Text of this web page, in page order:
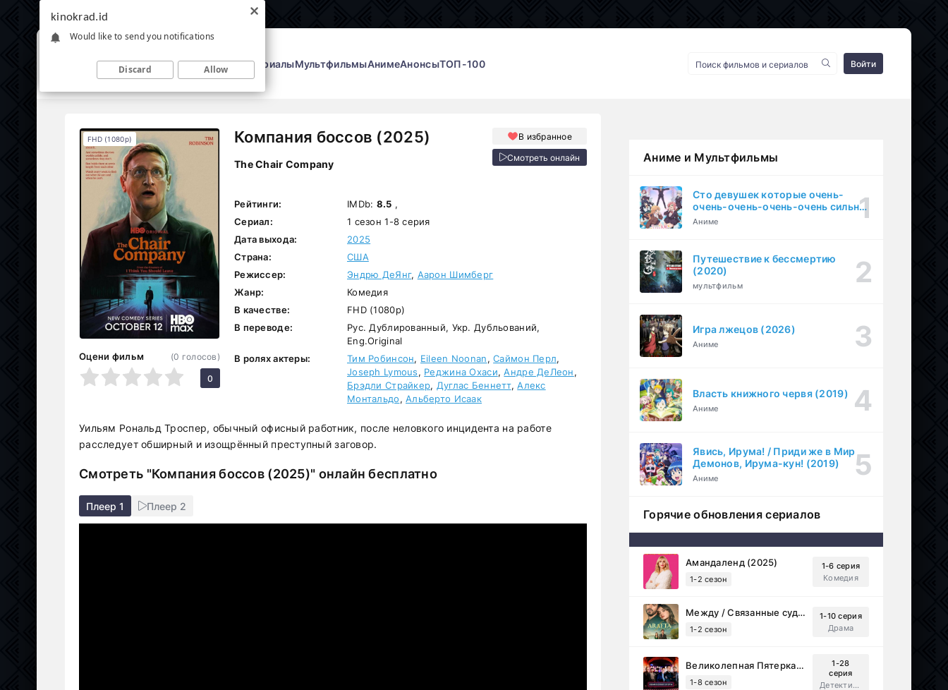
ФильмыСериалыМультфильмыАнимеАнонсыТОП-100 Войти
Компания боссов (2025)
The Chair Company
В избранное
Смотреть онлайн
FHD (1080p)
Оцени фильм
5
(0 голосов)
0
Рейтинги: IMDb: 8.5 ,
Сериал:
1 сезон 1-8 серия
Дата выхода:
2025
Страна:
США
Режиссер:
Эндрю ДеЯнг, Аарон Шимберг
Жанр:
Комедия
В качестве:
FHD (1080p)
В переводе:
Рус. Дублированный, Укр. Дубльований,
Eng.Original
В ролях актеры:
Тим Робинсон, Eileen Noonan,Саймон Перл,
Joseph Lymous, Реджина Охаси,Андре ДеЛеон,
Брэдли Страйкер, Дуглас Беннетт,Алекс
Монтальдо,Альберто Исаак
Уильям Рональд Троспер, обычный офисный работник, после неловкого инцидента на работе
расследует обширный и изощрённый преступный заговор.
Смотреть "Компания боссов (2025)" онлайн бесплатно
Плеер 1 Плеер 2
Аниме и Мультфильмы
Сто девушек которые очень-
очень-очень-очень-очень сильно
тебя любят (2023)
Аниме
Путешествие к бессмертию
(2020)
мультфильм
Игра лжецов (2026)
Аниме
Власть книжного червя (2019)
Аниме
Явись, Ирума! / Приди же в Мир
Демонов, Ирума-кун! (2019)
Аниме
Горячие обновления сериалов
Амандаленд (2025)
1-2 сезон
1-6 серия
Комедия
Между / Связанные судьбой (2025)
1-2 сезон
1-10 серия
Драма
Великолепная Пятерка (2019)
1-8 сезон
1-28
серия
Детектив, Русский
kinokrad.id
Would like to send you notifications
Discard Allow